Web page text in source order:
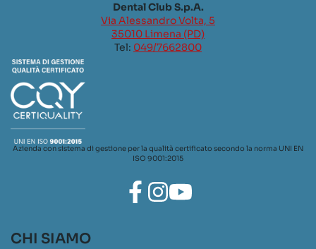
Dental Club S.p.A.
Via Alessandro Volta, 5
35010 Limena (PD)
Tel: 049/7662800
Azienda con sistema di gestione per la qualità certificato secondo la norma UNI EN
ISO 9001:2015
CHI SIAMO